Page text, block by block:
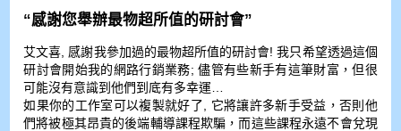
“感謝您舉辦最物超所值的研討會”
艾文喜, 感謝我參加過的最物超所值的研討會! 我只希望透過這個
研討會開始我的網路行銷業務; 儘管有些新手有這筆財富，但很
可能沒有意識到他們到底有多幸運…
如果你的工作室可以複製就好了, 它將讓許多新手受益，否則他
們將被極其昂貴的後端輔導課程欺騙，而這些課程永遠不會兌現